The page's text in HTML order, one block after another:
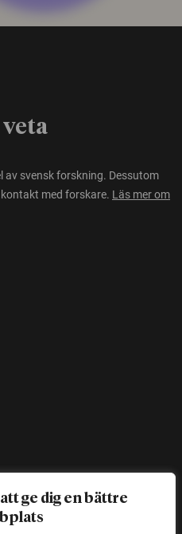
ge dig en bättre
svensk forskning. Dessutom
med forskare. Läs mer om